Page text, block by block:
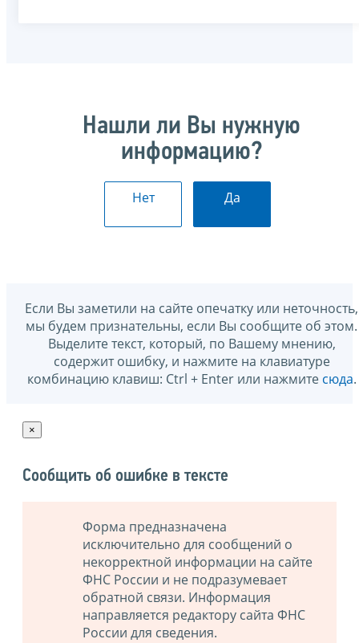
Нашли ли Вы нужную
информацию?
Нет Да
Если Вы заметили на сайте опечатку или неточность,
мы будем признательны, если Вы сообщите об этом.
Выделите текст, который, по Вашему мнению,
содержит ошибку, и нажмите на клавиатуре
комбинацию клавиш: Ctrl + Enter или нажмите сюда.
×
Сообщить об ошибке в тексте
Форма предназначена
исключительно для сообщений о
некорректной информации на сайте
ФНС России и не подразумевает
обратной связи. Информация
направляется редактору сайта ФНС
России для сведения.